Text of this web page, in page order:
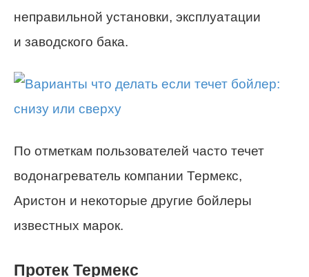
неправильной установки, эксплуатации
и заводского бака.
По отметкам пользователей часто течет
водонагреватель компании Термекс,
Аристон и некоторые другие бойлеры
известных марок.
Протек Термекс